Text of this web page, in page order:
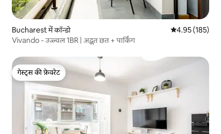
Bucharest में कॉन्डो औसत रेटिंग 5 में से
4.95 (185)
Vivando - उज्ज्वल 1BR | अद्भुत छत + पार्किंग
गेस्ट्स की फ़ेवरेट
गेस्ट्स की फ़ेवरेट